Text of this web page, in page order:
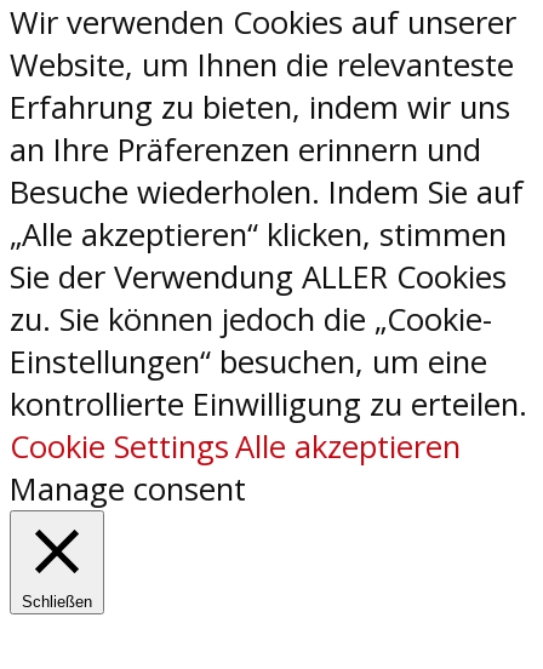
Wir verwenden Cookies auf unserer
Website, um Ihnen die relevanteste
Erfahrung zu bieten, indem wir uns
an Ihre Präferenzen erinnern und
Besuche wiederholen. Indem Sie auf
„Alle akzeptieren“ klicken, stimmen
Sie der Verwendung ALLER Cookies
zu. Sie können jedoch die „Cookie-
Einstellungen“ besuchen, um eine
kontrollierte Einwilligung zu erteilen.
Cookie SettingsAlle akzeptieren
Manage consent
Schließen